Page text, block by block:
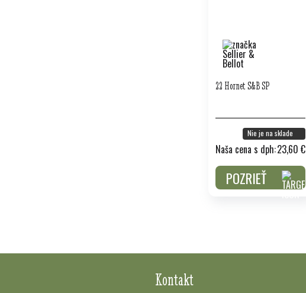
22 Hornet S&B SP
Nie je na sklade
Naša cena s dph:23,60 €
POZRIEŤ
Kontakt